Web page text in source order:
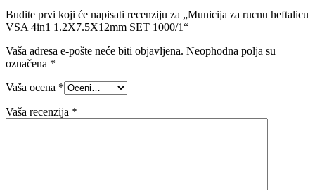
Budite prvi koji će napisati recenziju za „Municija za rucnu heftalicu
VSA 4in1 1.2X7.5X12mm SET 1000/1“
Vaša adresa e-pošte neće biti objavljena. Neophodna polja su
označena *
Vaša ocena *
Vaša recenzija *